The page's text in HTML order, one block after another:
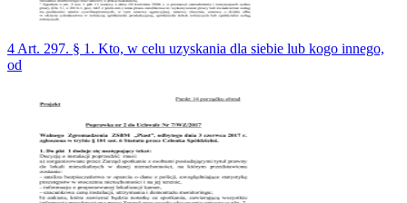
4 Art. 297. § 1. Kto, w celu uzyskania dla siebie lub kogo innego,
od